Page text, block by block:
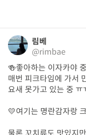
림베
@rimbae
🍻좋아하는 이자카야
매번 피크타임에 가서
요새 못가고 있는 중 ㅠ
💛여기는 명란감자랑